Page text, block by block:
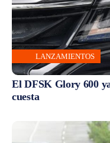
LANZAMIENTOS
El DFSK Glory 600
cuesta